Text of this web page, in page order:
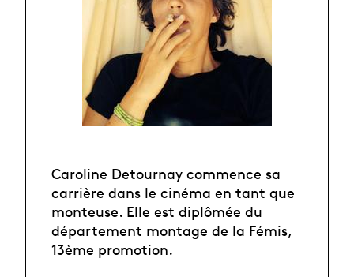
Caroline Detournay commence sa
carrière dans le cinéma en tant que
monteuse. Elle est diplômée du
département montage de la Fémis,
13ème promotion.